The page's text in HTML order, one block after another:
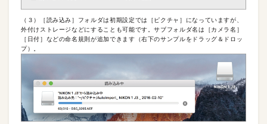
（３）［読み込み］フォルダは初期設定では［ピクチャ］になっていますが、
外付けストレージなどにすることも可能です。サブフォルダ名は［カメラ名］
［日付］などの命名規則が追加できます（右下のサンプルをドラッグ＆ドロッ
プ）。